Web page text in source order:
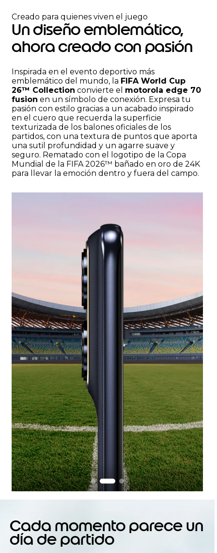
e
m
o
3
Creado para quienes viven el juego
Un diseño emblemático,
ahora creado con pasión
Inspirada en el evento deportivo más
emblemático del mundo, la FIFA World Cup
26™ Collection convierte el motorola edge 70
fusion en un símbolo de conexión. Expresa tu
pasión con estilo gracias a un acabado inspirado
en el cuero que recuerda la superficie
texturizada de los balones oficiales de los
partidos, con una textura de puntos que aporta
una sutil profundidad y un agarre suave y
seguro. Rematado con el logotipo de la Copa
Mundial de la FIFA 2026™ bañado en oro de 24K
para llevar la emoción dentro y fuera del campo.
m
2
o
Cada momento parece un
día de partido